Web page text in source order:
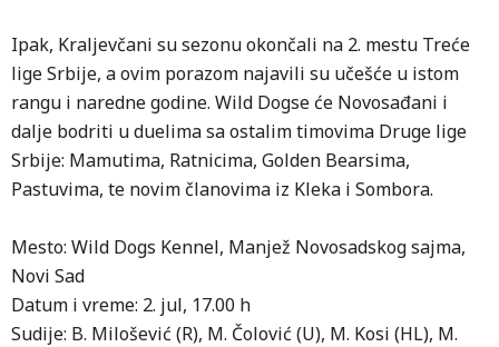
Ipak, Kraljevčani su sezonu okončali na 2. mestu Treće
lige Srbije, a ovim porazom najavili su učešće u istom
rangu i naredne godine. Wild Dogse će Novosađani i
dalje bodriti u duelima sa ostalim timovima Druge lige
Srbije: Mamutima, Ratnicima, Golden Bearsima,
Pastuvima, te novim članovima iz Kleka i Sombora.
Mesto: Wild Dogs Kennel, Manjež Novosadskog sajma,
Novi Sad
Datum i vreme: 2. jul, 17.00 h
Sudije: B. Milošević (R), M. Čolović (U), M. Kosi (HL), M.